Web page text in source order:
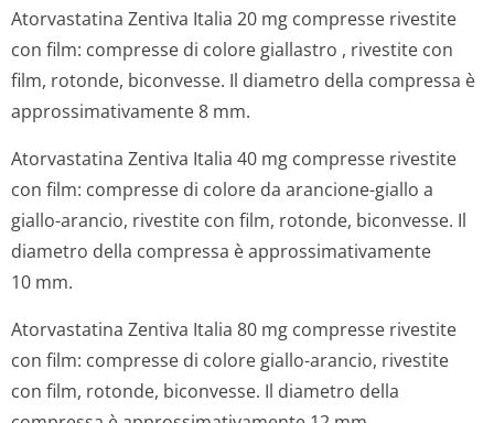
Atorvastatina Zentiva Italia 20 mg compresse rivestite
con film: compresse di colore giallastro , rivestite con
film, rotonde, biconvesse. Il diametro della compressa è
approssimativamente 8 mm.
Atorvastatina Zentiva Italia 40 mg compresse rivestite
con film: compresse di colore da arancione-giallo a
giallo-arancio, rivestite con film, rotonde, biconvesse. Il
diametro della compressa è approssimativamente
10 mm.
Atorvastatina Zentiva Italia 80 mg compresse rivestite
con film: compresse di colore giallo-arancio, rivestite
con film, rotonde, biconvesse. Il diametro della